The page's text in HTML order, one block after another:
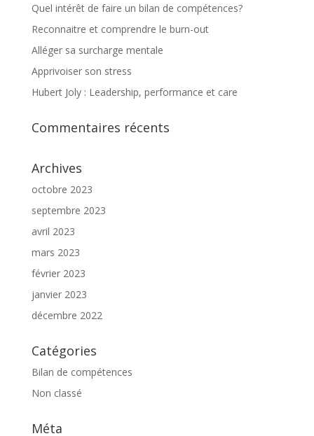
Quel intérêt de faire un bilan de compétences?
Reconnaitre et comprendre le burn-out
Alléger sa surcharge mentale
Apprivoiser son stress
Hubert Joly : Leadership, performance et care
Commentaires récents
Archives
octobre 2023
septembre 2023
avril 2023
mars 2023
février 2023
janvier 2023
décembre 2022
Catégories
Bilan de compétences
Non classé
Méta